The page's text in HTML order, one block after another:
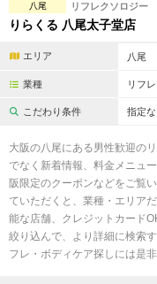
2名様歓迎
ペアルームあり
フットバスあり
専用駐車場あり
日本人スタッフのみ
スタッフ指名可
駅から徒歩5分以内
八尾 リフレクソロジー
りらくる 八尾太子堂店
エリア 八尾
業種 リフ
こだわり条件 指定な
大阪の八尾にある男性歓迎の
でなく新着情報、料金メニュ
阪限定のクーポンなどをご覧
ていただくと、業種・エリア
能な店舗、クレジットカード
絞り込んで、より詳細に検索
フレ・ボディケア探しには是非